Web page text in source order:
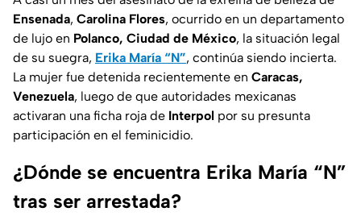
Ensenada, Carolina Flores, ocurrido en un departamento
de lujo en Polanco, Ciudad de México, la situación legal
de su suegra, Erika María “N”, continúa siendo incierta.
La mujer fue detenida recientemente en Caracas,
Venezuela, luego de que autoridades mexicanas
activaran una ficha roja de Interpol por su presunta
participación en el feminicidio.
¿Dónde se encuentra Erika María “N”
tras ser arrestada?